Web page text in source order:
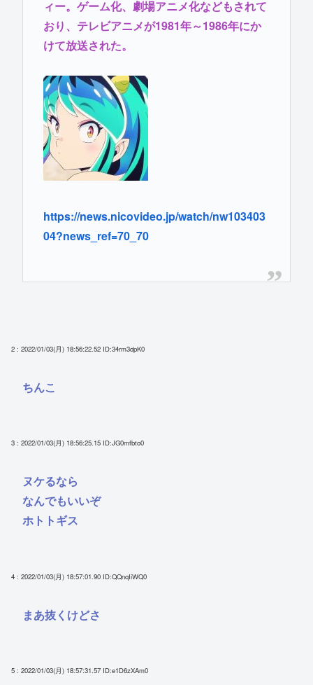
ィー。ゲーム化、劇場アニメ化などもされて
おり、テレビアニメが1981年～1986年にか
けて放送された。
https://news.nicovideo.jp/watch/nw103403
04?news_ref=70_70
2 : 2022/01/03(月) 18:56:22.52 ID:34rm3dpK0
ちんこ
3 : 2022/01/03(月) 18:56:25.15 ID:JG0mfbto0
ヌケるなら
なんでもいいぞ
ホトトギス
4 : 2022/01/03(月) 18:57:01.90 ID:QQnqIiWQ0
まあ抜くけどさ
5 : 2022/01/03(月) 18:57:31.57 ID:e1D6zXAm0